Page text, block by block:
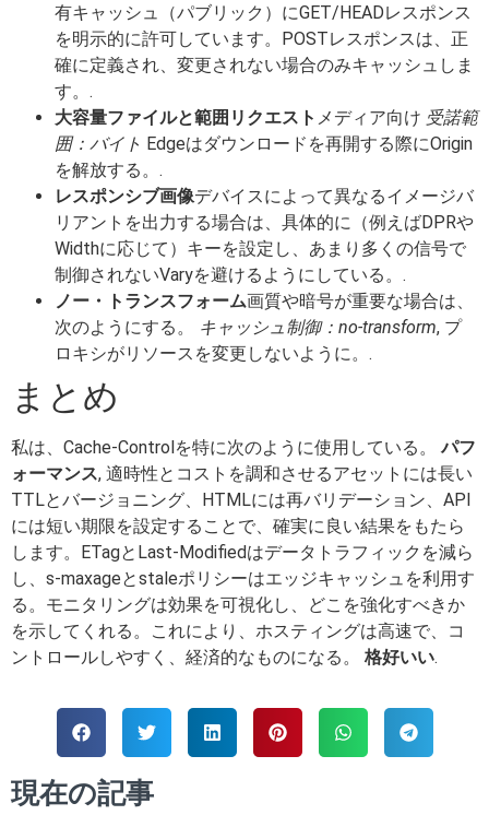
有キャッシュ（パブリック）にGET/HEADレスポンス
を明示的に許可しています。POSTレスポンスは、正
確に定義され、変更されない場合のみキャッシュしま
す。.
大容量ファイルと範囲リクエスト メディア向け 受諾範
囲：バイト Edgeはダウンロードを再開する際にOrigin
を解放する。.
レスポンシブ画像デバイスによって異なるイメージバ
リアントを出力する場合は、具体的に（例えばDPRや
Widthに応じて）キーを設定し、あまり多くの信号で
制御されないVaryを避けるようにしている。.
ノー・トランスフォーム画質や暗号が重要な場合は、
次のようにする。
キャッシュ制御：no-transform, プ
ロキシがリソースを変更しないように。.
まとめ
私は、Cache-Controlを特に次のように使用している。パフ
ォーマンス, 適時性とコストを調和させるアセットには長い
TTLとバージョニング、HTMLには再バリデーション、API
には短い期限を設定することで、確実に良い結果をもたら
します。ETagとLast-Modifiedはデータトラフィックを減ら
し、s-maxageとstaleポリシーはエッジキャッシュを利用す
る。モニタリングは効果を可視化し、どこを強化すべきか
を示してくれる。これにより、ホスティングは高速で、コ
ントロールしやすく、経済的なものになる。 格好いい.
現在の記事